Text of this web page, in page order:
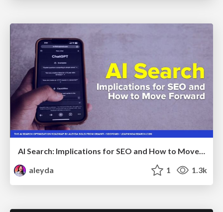
AI Search: Implications for SEO and How to Move Forward - #ShenzhenSEOConference
aleyda
1 1.3k